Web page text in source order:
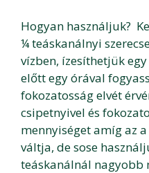
Hogyan használjuk?
¼ teáskanálnyi
vízben, ízesíthetjük
előtt egy órával
fokozatosság elvét
csipetnyivel és
mennyiséget amíg az
váltja, de sose
teáskanálnál nagyobb